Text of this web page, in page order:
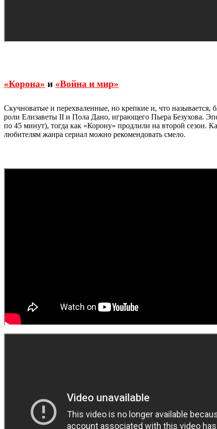
«Корона» и «Война и мир»
Скучноватые и перехваленные, но крепкие и, что
роли Елизаветы II и Пола Дано, играющего Пьера Безухова.
по 45 минут), тогда как «Корону» продлили на второй сезон.
любителям жанра сериал можно рекомендовать смело.